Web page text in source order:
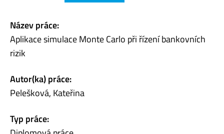
Název práce:
Aplikace simulace Monte Carlo při řízení bankovních
rizik
Autor(ka) práce:
Pelešková, Kateřina
Typ práce: